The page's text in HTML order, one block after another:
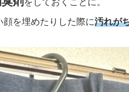
顔を埋めたりした際に汚れが